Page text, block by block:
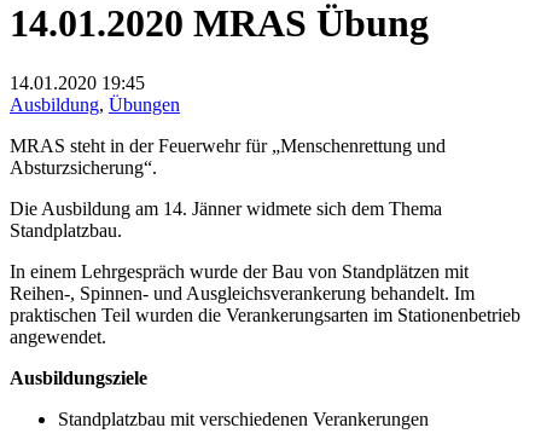
14.01.2020 MRAS Übung
14.01.2020 19:45
Ausbildung, Übungen
MRAS steht in der Feuerwehr für „Menschenrettung und
Absturzsicherung“.
Die Ausbildung am 14. Jänner widmete sich dem Thema
Standplatzbau.
In einem Lehrgespräch wurde der Bau von Standplätzen mit
Reihen-, Spinnen- und Ausgleichsverankerung behandelt. Im
praktischen Teil wurden die Verankerungsarten im Stationenbetrieb
angewendet.
Ausbildungsziele
Standplatzbau mit verschiedenen Verankerungen